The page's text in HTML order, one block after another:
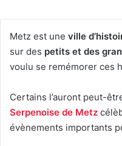
Metz est une ville
sur des petits et des
voulu se remémorer ces
Certains l’auront peut-
Serpenoise de Metz
évènements importants